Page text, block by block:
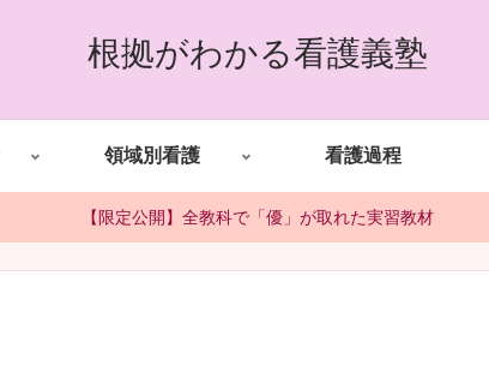
根拠がわかる看護義塾
領域別看護 看護過程
【限定公開】全教科で「優」が取れた実習教材